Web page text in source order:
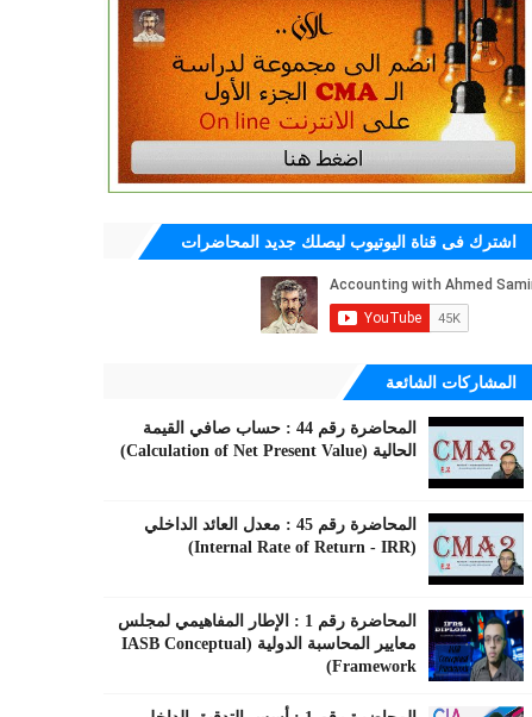
اشترك فى قناة اليوتيوب ليصلك جديد المحاضرات
المشاركات الشائعة
المحاضرة رقم 44 : حساب صافي القيمة
الحالية (Calculation of Net Present Value)
المحاضرة رقم 45 : معدل العائد الداخلي
(Internal Rate of Return - IRR)
المحاضرة رقم 1 : الإطار المفاهيمي لمجلس
معايير المحاسبة الدولية (IASB Conceptual
Framework)